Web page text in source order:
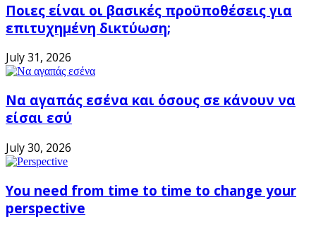
Ποιες είναι οι βασικές προϋποθέσεις για
επιτυχημένη δικτύωση;
July 31, 2026
Να αγαπάς εσένα και όσους σε κάνουν να
είσαι εσύ
July 30, 2026
You need from time to time to change your
perspective